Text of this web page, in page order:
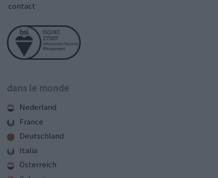
contact
dans le monde
Nederland
France
Deutschland
Italia
Österreich